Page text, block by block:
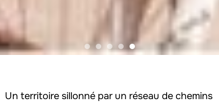
Un territoire sillonné par un réseau de chemins